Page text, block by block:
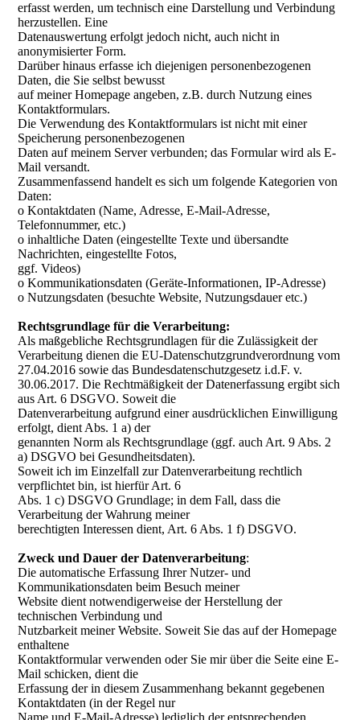
erfasst werden, um technisch eine Darstellung und Verbindung
herzustellen. Eine
Datenauswertung erfolgt jedoch nicht, auch nicht in
anonymisierter Form.
Darüber hinaus erfasse ich diejenigen personenbezogenen
Daten, die Sie selbst bewusst
auf meiner Homepage angeben, z.B. durch Nutzung eines
Kontaktformulars.
Die Verwendung des Kontaktformulars ist nicht mit einer
Speicherung personenbezogenen
Daten auf meinem Server verbunden; das Formular wird als E-
Mail versandt.
Zusammenfassend handelt es sich um folgende Kategorien von
Daten:
o Kontaktdaten (Name, Adresse, E-Mail-Adresse,
Telefonnummer, etc.)
o inhaltliche Daten (eingestellte Texte und übersandte
Nachrichten, eingestellte Fotos,
ggf. Videos)
o Kommunikationsdaten (Geräte-Informationen, IP-Adresse)
o Nutzungsdaten (besuchte Website, Nutzungsdauer etc.)
Rechtsgrundlage für die Verarbeitung:
Als maßgebliche Rechtsgrundlagen für die Zulässigkeit der
Verarbeitung dienen die EU-Datenschutzgrundverordnung vom
27.04.2016 sowie das Bundesdatenschutzgesetz i.d.F. v.
30.06.2017. Die Rechtmäßigkeit der Datenerfassung ergibt sich
aus Art. 6 DSGVO. Soweit die
Datenverarbeitung aufgrund einer ausdrücklichen Einwilligung
erfolgt, dient Abs. 1 a) der
genannten Norm als Rechtsgrundlage (ggf. auch Art. 9 Abs. 2
a) DSGVO bei Gesundheitsdaten).
Soweit ich im Einzelfall zur Datenverarbeitung rechtlich
verpflichtet bin, ist hierfür Art. 6
Abs. 1 c) DSGVO Grundlage; in dem Fall, dass die
Verarbeitung der Wahrung meiner
berechtigten Interessen dient, Art. 6 Abs. 1 f) DSGVO.
Zweck und Dauer der Datenverarbeitung:
Die automatische Erfassung Ihrer Nutzer- und
Kommunikationsdaten beim Besuch meiner
Website dient notwendigerweise der Herstellung der
technischen Verbindung und
Nutzbarkeit meiner Website. Soweit Sie das auf der Homepage
enthaltene
Kontaktformular verwenden oder Sie mir über die Seite eine E-
Mail schicken, dient die
Erfassung der in diesem Zusammenhang bekannt gegebenen
Kontaktdaten (in der Regel nur
Name und E-Mail-Adresse) lediglich der entsprechenden